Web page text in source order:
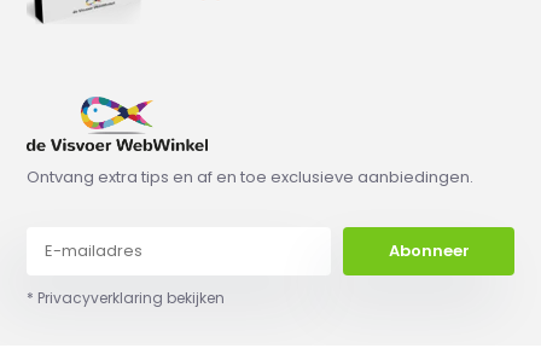
Ontvang extra tips en af en toe exclusieve aanbiedingen.
Abonneer
* Privacyverklaring bekijken